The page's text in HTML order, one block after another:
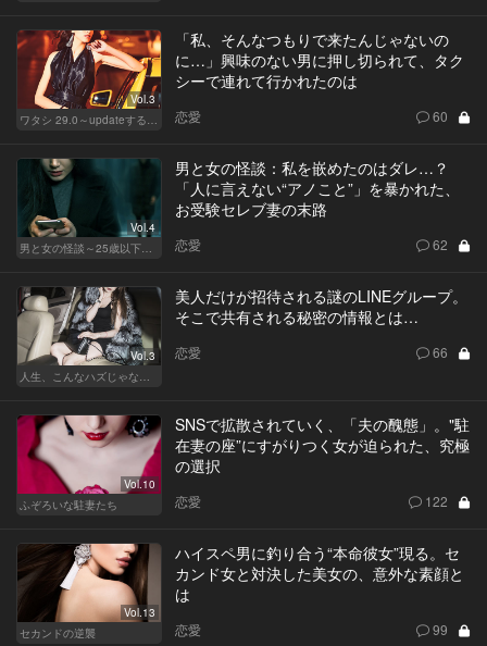
Vol.3
「私、そんなつもりで来たんじゃないの
に…」興味のない男に押し切られて、タク
シーで連れて行かれたのは
恋愛 60
Vol.4
男と女の怪談：私を嵌めたのはダレ…？
「人に言えない“アノこと”」を暴かれた、
お受験セレブ妻の末路
恋愛 62
Vol.3
美人だけが招待される謎のLINEグループ。
そこで共有される秘密の情報とは…
恋愛 66
Vol.10
ふぞろいな駐妻たち
SNSで拡散されていく、「夫の醜態」。"駐
在妻の座”にすがりつく女が迫られた、究極
の選択
恋愛 122
Vol.13
セカンドの逆襲
ハイスペ男に釣り合う“本命彼女”現る。セ
カンド女と対決した美女の、意外な素顔と
は
恋愛 99